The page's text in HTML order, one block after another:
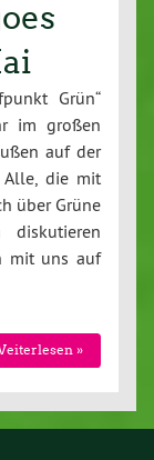
Grün“
im großen
auf der
Alle, die mit
über Grüne
mit uns auf
»